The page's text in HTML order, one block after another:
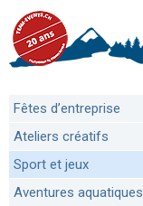
Fêtes d’entreprise
Ateliers créatifs
Sport et jeux
Aventures aquatiques